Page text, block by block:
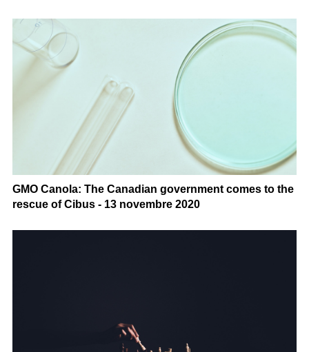
GMO Canola: The Canadian government comes to the
rescue of Cibus - 13 novembre 2020